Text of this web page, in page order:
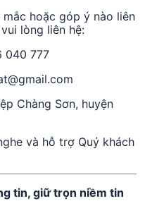
hoặc góp ý nào liên
lòng liên hệ:
040 777
Chàng Sơn, huyện
và hỗ trợ Quý khách
tin, giữ trọn niềm tin